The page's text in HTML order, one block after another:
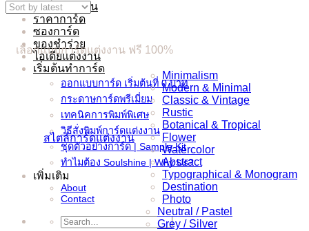
การ์ดแต่งงาน
ราคาการ์ด
ซองการ์ด
ของชำร่วย
ไอเดียแต่งงาน
เริ่มต้นทำการ์ด
ออกแบบการ์ด เริ่มต้นที่ 0 บาท
กระดาษการ์ดพรีเมี่ยม
เทคนิคการพิมพ์พิเศษ
วิธีสั่งพิมพ์การ์ดแต่งงาน
ชุดตัวอย่างการ์ด | Sample Kit
ทำไมต้อง Soulshine | Why Us?
เพิ่มเติม
About
Contact
Search
เลือกแบบการ์ดแต่งงาน ฟรี 100%
สไตล์การ์ดแต่งงาน
Minimalism
Modern & Minimal
Classic & Vintage
Rustic
Botanical & Tropical
Flower
Watercolor
Abstract
Typographical & Monogram
Destination
Photo
Neutral / Pastel
Grey / Silver